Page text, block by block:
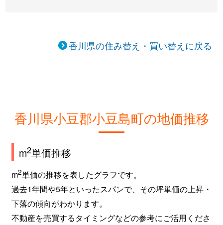
香川県の住み替え・買い替えに戻る
香川県小豆郡小豆島町の地価推移
m2単価推移
m2単価の推移を表したグラフです。
過去1年間や5年といったスパンで、その坪単価の上昇・
下落の傾向がわかります。
不動産を売買するタイミングなどの参考にご活用くださ